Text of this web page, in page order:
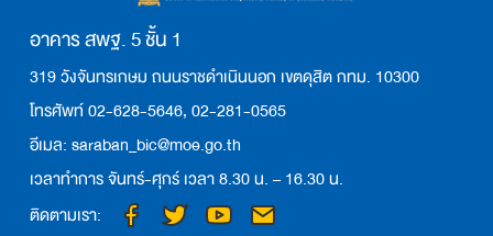
อาคาร สพฐ. 5 ชั้น 1
319 วังจันทรเกษม ถนนราชดำเนินนอก เขตดุสิต กทม. 10300
โทรศัพท์ 02-628-5646, 02-281-0565
อีเมล: saraban_bic@moe.go.th
เวลาทำการ จันทร์-ศุกร์ เวลา 8.30 น. – 16.30 น.
ติดตามเรา: